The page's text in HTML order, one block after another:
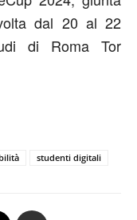
dal 20 al 22
di Roma Tor
studenti digitali